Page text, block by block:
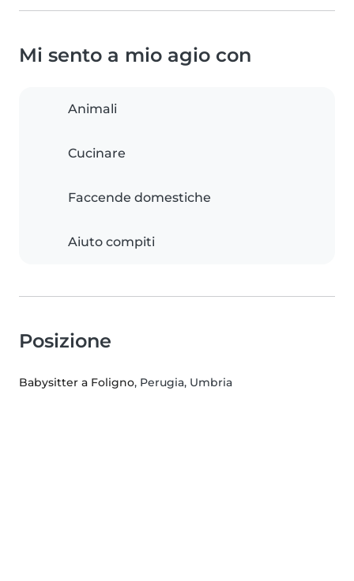
Mi sento a mio agio con
Animali
Cucinare
Faccende domestiche
Aiuto compiti
Posizione
Babysitter a Foligno, Perugia, Umbria